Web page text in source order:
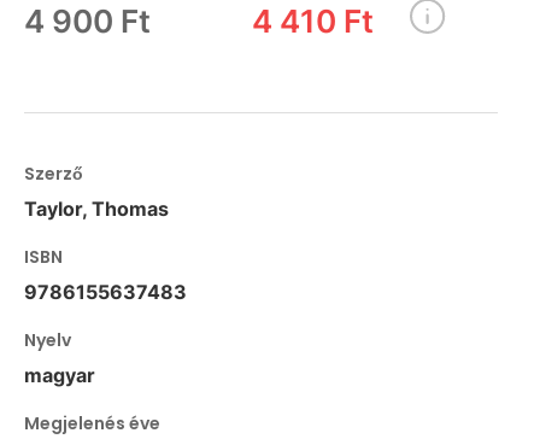
4 900 Ft 4 410 Ft
Szerző
Taylor, Thomas
ISBN
9786155637483
Nyelv
magyar
Megjelenés éve